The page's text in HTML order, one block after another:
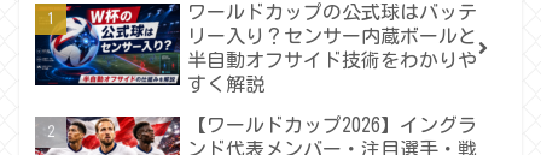
ワールドカップの公式球はバッテ
リー入り？センサー内蔵ボールと
半自動オフサイド技術をわかりや
すく解説
【ワールドカップ2026】イングラ
ンド代表メンバー・注目選手・戦